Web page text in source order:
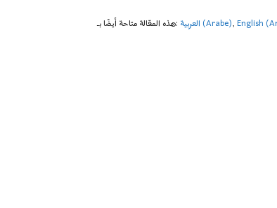
هذه المقالة متاحة أيضًا بـ:العربية(Arabe) English(